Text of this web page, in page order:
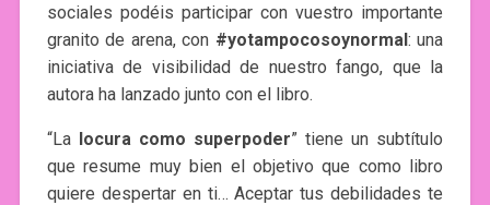
sociales podéis participar con vuestro importante
granito de arena, con #yotampocosoynormal: una
iniciativa de visibilidad de nuestro fango, que la
autora ha lanzado junto con el libro.
“Lalocura como superpoder” tiene un subtítulo
que resume muy bien el objetivo que como libro
quiere despertar en ti… Aceptar tus debilidades te